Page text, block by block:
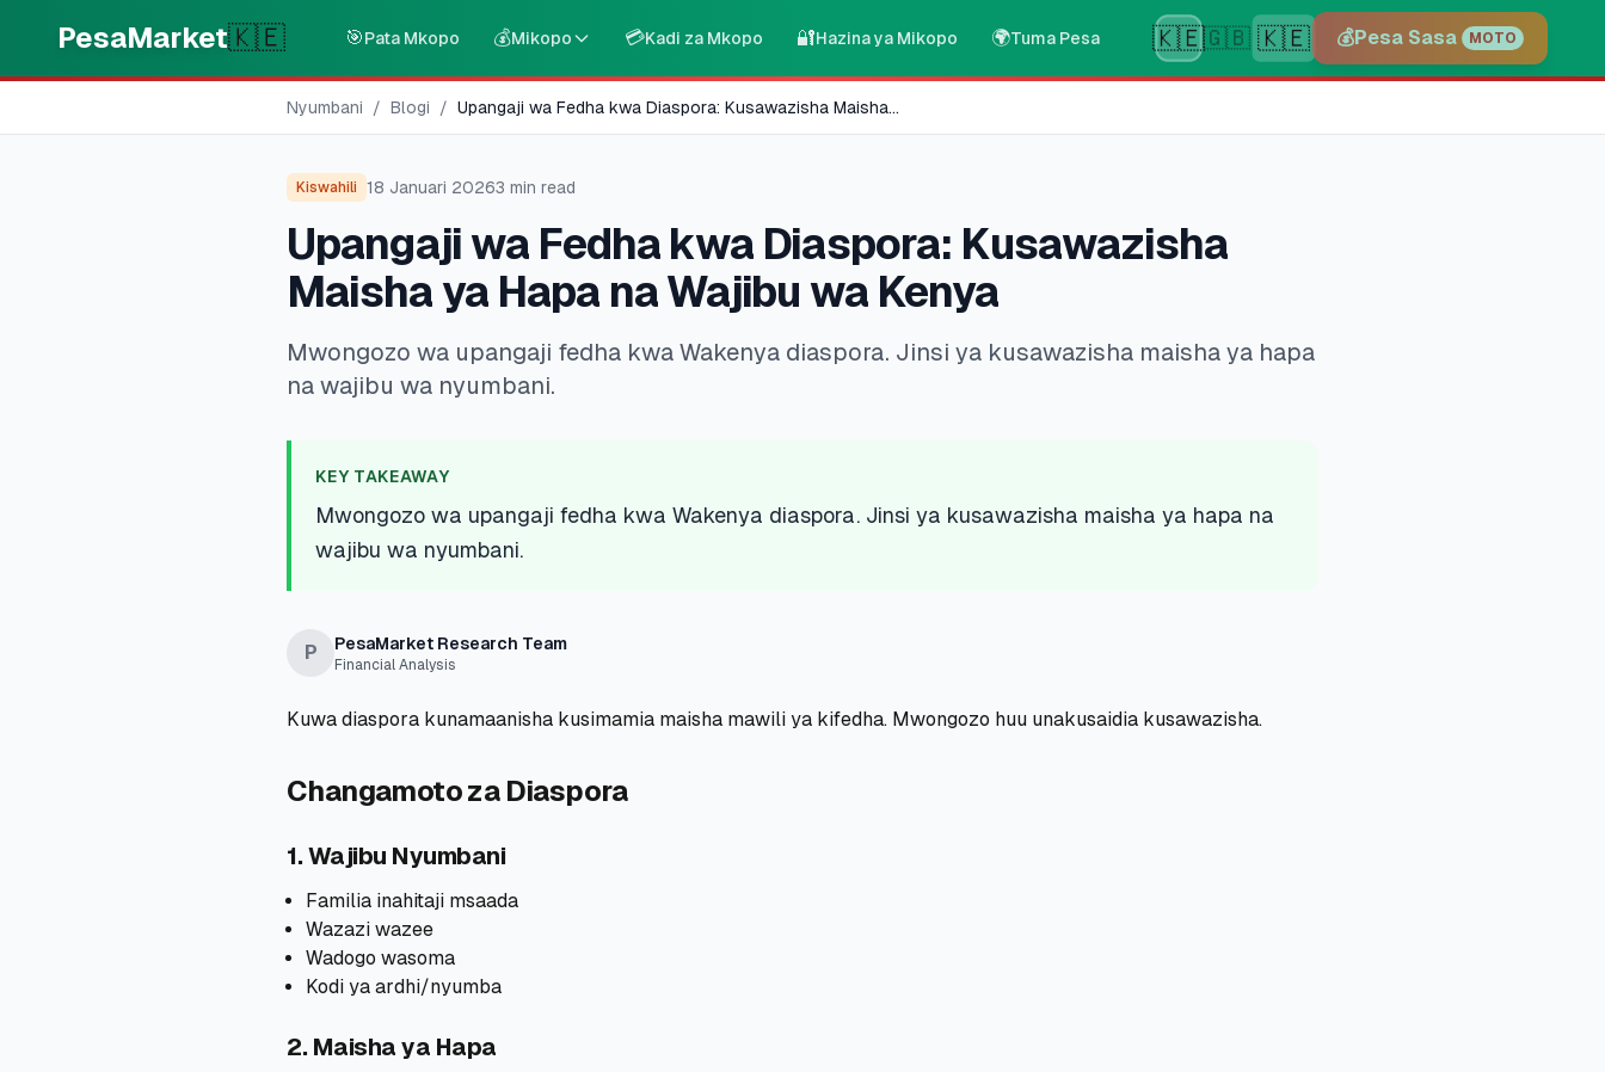
PesaMarket🇰🇪 🎯Pata Mkopo 💰Mikopo 💳Kadi za Mkopo 🔐Hazina ya Mikopo 🌍Tuma Pesa 🇰🇪🇬🇧 🇰🇪 💰Pesa Sasa MOTO
Nyumbani / Blogi / Upangaji wa Fedha kwa Diaspora: Kusawazisha Maisha...
Kiswahili 18 Januari 20263 min read
Upangaji wa Fedha kwa Diaspora: Kusawazisha
Maisha ya Hapa na Wajibu wa Kenya
Mwongozo wa upangaji fedha kwa Wakenya diaspora. Jinsi ya kusawazisha maisha ya hapa
na wajibu wa nyumbani.
KEY TAKEAWAY
Mwongozo wa upangaji fedha kwa Wakenya diaspora. Jinsi ya kusawazisha maisha ya hapa na
wajibu wa nyumbani.
P PesaMarket Research Team
Financial Analysis
Kuwa diaspora kunamaanisha kusimamia maisha mawili ya kifedha. Mwongozo huu unakusaidia kusawazisha.
Changamoto za Diaspora
1. Wajibu Nyumbani
Familia inahitaji msaada
Wazazi wazee
Wadogo wasoma
Kodi ya ardhi/nyumba
2. Maisha ya Hapa